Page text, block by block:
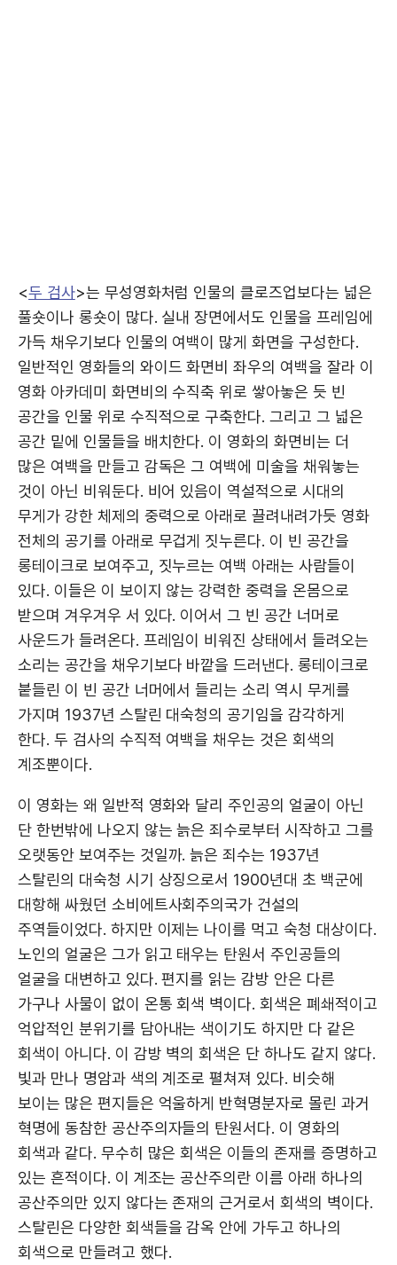
<두 검사>는 무성영화처럼 인물의 클로즈업보다는 넓은
풀숏이나 롱숏이 많다. 실내 장면에서도 인물을 프레임에
가득 채우기보다 인물의 여백이 많게 화면을 구성한다.
일반적인 영화들의 와이드 화면비 좌우의 여백을 잘라 이
영화 아카데미 화면비의 수직축 위로 쌓아놓은 듯 빈
공간을 인물 위로 수직적으로 구축한다. 그리고 그 넓은
공간 밑에 인물들을 배치한다. 이 영화의 화면비는 더
많은 여백을 만들고 감독은 그 여백에 미술을 채워놓는
것이 아닌 비워둔다. 비어 있음이 역설적으로 시대의
무게가 강한 체제의 중력으로 아래로 끌려내려가듯 영화
전체의 공기를 아래로 무겁게 짓누른다. 이 빈 공간을
롱테이크로 보여주고, 짓누르는 여백 아래는 사람들이
있다. 이들은 이 보이지 않는 강력한 중력을 온몸으로
받으며 겨우겨우 서 있다. 이어서 그 빈 공간 너머로
사운드가 들려온다. 프레임이 비워진 상태에서 들려오는
소리는 공간을 채우기보다 바깥을 드러낸다. 롱테이크로
붙들린 이 빈 공간 너머에서 들리는 소리 역시 무게를
가지며 1937년 스탈린 대숙청의 공기임을 감각하게
한다. 두 검사의 수직적 여백을 채우는 것은 회색의
계조뿐이다.
이 영화는 왜 일반적 영화와 달리 주인공의 얼굴이 아닌
단 한번밖에 나오지 않는 늙은 죄수로부터 시작하고 그를
오랫동안 보여주는 것일까. 늙은 죄수는 1937년
스탈린의 대숙청 시기 상징으로서 1900년대 초 백군에
대항해 싸웠던 소비에트사회주의국가 건설의
주역들이었다. 하지만 이제는 나이를 먹고 숙청 대상이다.
노인의 얼굴은 그가 읽고 태우는 탄원서 주인공들의
얼굴을 대변하고 있다. 편지를 읽는 감방 안은 다른
가구나 사물이 없이 온통 회색 벽이다. 회색은 폐쇄적이고
억압적인 분위기를 담아내는 색이기도 하지만 다 같은
회색이 아니다. 이 감방 벽의 회색은 단 하나도 같지 않다.
빛과 만나 명암과 색의 계조로 펼쳐져 있다. 비슷해
보이는 많은 편지들은 억울하게 반혁명분자로 몰린 과거
혁명에 동참한 공산주의자들의 탄원서다. 이 영화의
회색과 같다. 무수히 많은 회색은 이들의 존재를 증명하고
있는 흔적이다. 이 계조는 공산주의란 이름 아래 하나의
공산주의만 있지 않다는 존재의 근거로서 회색의 벽이다.
스탈린은 다양한 회색들을 감옥 안에 가두고 하나의
회색으로 만들려고 했다.